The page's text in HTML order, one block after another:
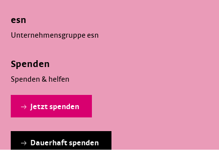
esn
Unternehmensgruppe esn
Spenden
Spenden & helfen
Jetzt spenden
Dauerhaft spenden